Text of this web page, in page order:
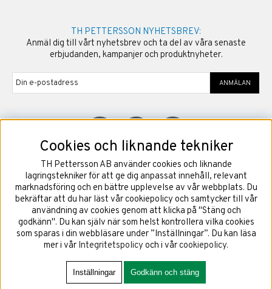
TH PETTERSSON NYHETSBREV:
Anmäl dig till vårt nyhetsbrev och ta del av våra senaste
erbjudanden, kampanjer och produktnyheter.
ANMÄLAN
©2026Copyright TH Pettersson AB
Cookies och liknande tekniker
TH Pettersson AB använder cookies och liknande
lagringstekniker för att ge dig anpassat innehåll, relevant
marknadsföring och en bättre upplevelse av vår webbplats. Du
bekräftar att du har läst vår cookiepolicy och samtycker till vår
användning av cookies genom att klicka på "Stäng och
godkänn". Du kan själv när som helst kontrollera vilka cookies
som sparas i din webbläsare under ”Inställningar”. Du kan läsa
mer i vår Integritetspolicy och i vår cookiepolicy.
Inställningar Godkänn och stäng